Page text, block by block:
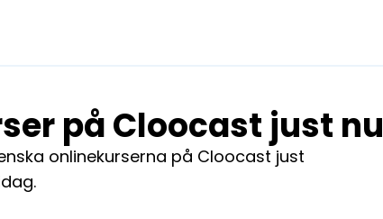
på Cloocast just nu
onlinekurserna på Cloocast just